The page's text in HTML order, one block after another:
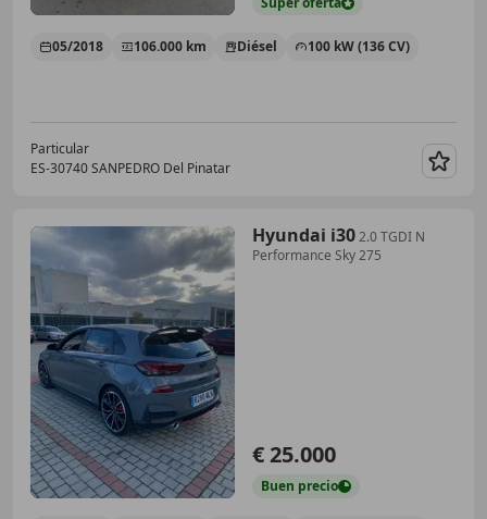
05/2018 106.000 km Diésel 100 kW (136 CV)
Particular
ES-30740 SANPEDRO Del Pinatar
Hyundai i302.0 TGDI N
Performance Sky 275
€ 25.000
Buen precio